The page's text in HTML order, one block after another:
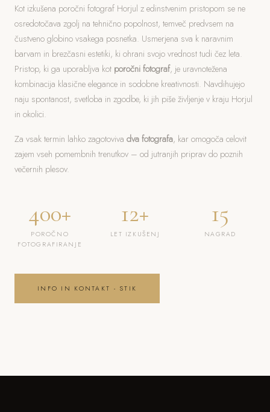
Kot izkušena poročni fotograf Horjul z edinstvenim pristopom se ne
osredotočava zgolj na tehnično popolnost, temveč predvsem na
čustveno globino vsakega posnetka. Usmerjena sva k naravnim
barvam in brezčasni estetiki, ki ohrani svojo vrednost tudi čez leta.
Pristop, ki ga uporabljva kot poročni fotograf, je uravnotežena
kombinacija klasične elegance in sodobne kreativnosti. Navdihujejo
naju spontanost, svetloba in zgodbe, ki jih piše življenje v kraju Horjul
in okolici.
Za vsak termin lahko zagotoviva dva fotografa, kar omogoča celovit
zajem vseh pomembnih trenutkov – od jutranjih priprav do poznih
večernih plesov.
400+
POROČNO
FOTOGRAFIRANJE
12+
LET IZKUŠENJ
15
NAGRAD
INFO IN KONTAKT - STIK